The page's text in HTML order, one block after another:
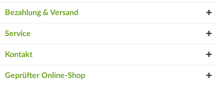
Bezahlung & Versand
Service
Kontakt
Geprüfter Online-Shop